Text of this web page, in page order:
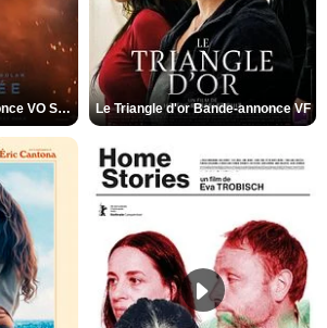
L'Odyssée Bande-annonce VO STFR Le Triangle d'or Bande-annonce VF